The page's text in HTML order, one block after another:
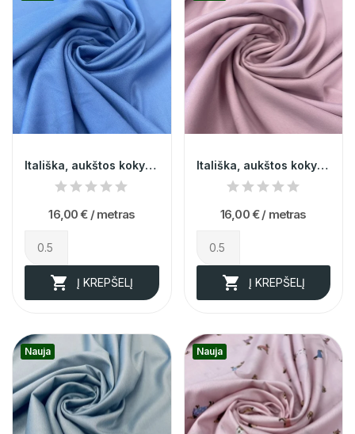
Itališka, aukštos kokybes žydra kostiumine...
16,00 € / metras
 Į KREPŠELĮ
Nauja
Itališka, aukštos kokybes rožinė kostiuminė...
16,00 € / metras
 Į KREPŠELĮ
Nauja